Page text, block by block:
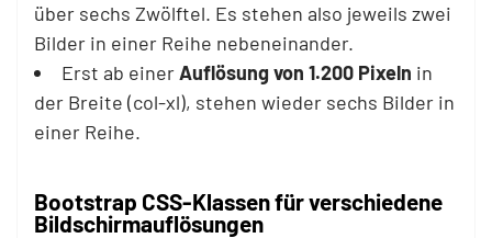
über sechs Zwölftel. Es stehen also jeweils zwei
Bilder in einer Reihe nebeneinander.
Erst ab einerAuflösung von 1.200 Pixeln in
der Breite (col-xl), stehen wieder sechs Bilder in
einer Reihe.
Bootstrap CSS-Klassen für verschiedene
Bildschirmauflösungen